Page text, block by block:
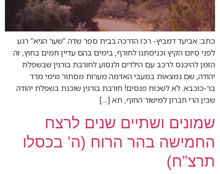
כתב: אביעד דמביץ- רכז הדרכה בבית ספר שדה “שער הגיא” רגע
לפני סיום הקיץ וכניסתנו לחורף, בימים בהם עדיין חמים בחוץ, זה
הזמן להיכנס לרכב עם הילדים ולנסוע לחורבת בורגין שבשפלת
יהודה, שם נמצאות במעבי האדמה מערות מסתור מימי מרד
בר-כוכבא. לא לשכוח פנסים! חורבת בורגין שוכנת בשפלת יהודה
שבין הרי חברון למישור החוף, תא […]
שמונים ושתיים שנים לרצח
החמישה בהר הרוח (ה’ בכסלו
תרצ”ח)